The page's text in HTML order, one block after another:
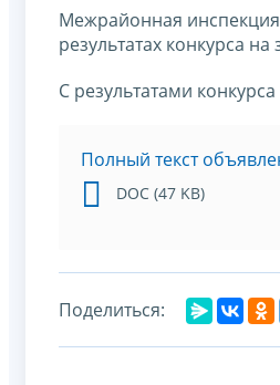
Межрайонная
результатах конкурса
С результатами
Полный текст
DOC (47 KB)
Поделиться: